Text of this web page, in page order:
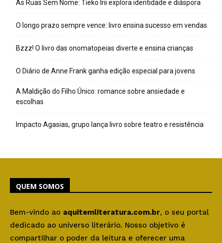
As Ruas Sem Nome: Tieko Irii explora identidade e diáspora
O longo prazo sempre vence: livro ensina sucesso em vendas
Bzzz! O livro das onomatopeias diverte e ensina crianças
O Diário de Anne Frank ganha edição especial para jovens
A Maldição do Filho Único: romance sobre ansiedade e
escolhas
Impacto Agasias, grupo lança livro sobre teatro e resistência
QUEM SOMOS
Bem-vindo ao aquitemliteratura.com.br, o seu portal
dedicado ao universo literário. Nosso objetivo é
compartilhar o poder da leitura e oferecer uma